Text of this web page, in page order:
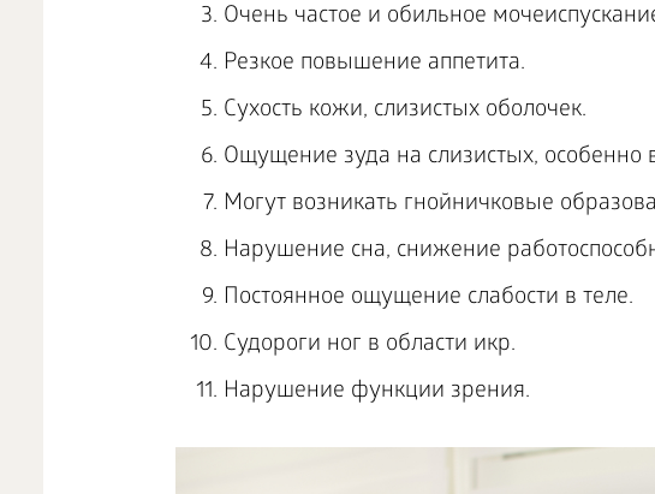
Очень частое и обильное
Резкое повышение аппетита.
Сухость кожи, слизистых оболочек.
Ощущение зуда на слизистых, особенно
Могут возникать гнойничковые
Нарушение сна, снижение
Постоянное ощущение слабости в теле.
Судороги ног в области икр.
Нарушение функции зрения.